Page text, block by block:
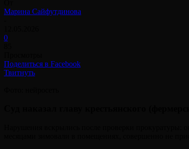
Марина Сайфутдинова
0
Поделиться в Facebook
Твитнуть